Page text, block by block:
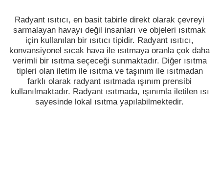
Radyant ısıtıcı, en basit tabirle direkt olarak çevreyi
sarmalayan havayı değil insanları ve objeleri ısıtmak
için kullanılan bir ısıtıcı tipidir. Radyant ısıtıcı,
konvansiyonel sıcak hava ile ısıtmaya oranla çok daha
verimli bir ısıtma seçeceği sunmaktadır. Diğer ısıtma
tipleri olan iletim ile ısıtma ve taşınım ile ısıtmadan
farklı olarak radyant ısıtmada ışınım prensibi
kullanılmaktadır. Radyant ısıtmada, ışınımla iletilen ısı
sayesinde lokal ısıtma yapılabilmektedir.